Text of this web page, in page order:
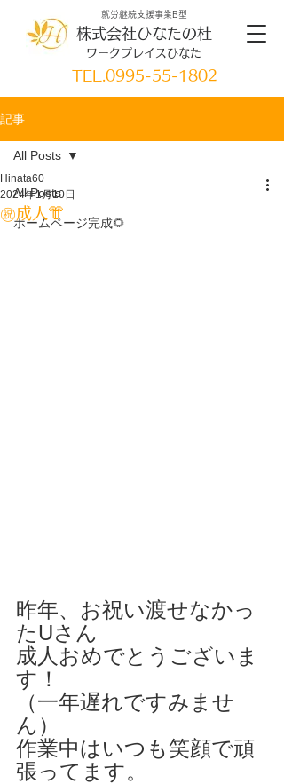
就労継続支援事業B型
株式会社ひなたの杜
ワークプレイスひなた
TEL. 0995-55-1802
記事
All Posts
ホームページ完成🌻
All Posts
㊗成人👘
Hinata60
2024年1月10日
昨年、お祝い渡せなかっ
たUさん
成人おめでとうございま
す！
（一年遅れですみませ
ん）
作業中はいつも笑顔で頑
張ってます。